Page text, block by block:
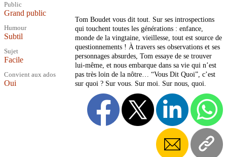
Public
Grand public
Humour
Subtil
Sujet
Facile
Convient aux ados
Oui
Tom Boudet vous dit tout. Sur ses introspections
qui touchent toutes les générations : enfance,
monde de la vingtaine, vieillesse, tout est source de
questionnements ! À travers ses observations et ses
personnages absurdes, Tom essaye de se trouver
lui-même, et nous embarque dans sa vie qui n’est
pas très loin de la nôtre… “Vous Dit Quoi”, c’est
sur quoi ? Sur vous. Sur moi. Sur nous, quoi.